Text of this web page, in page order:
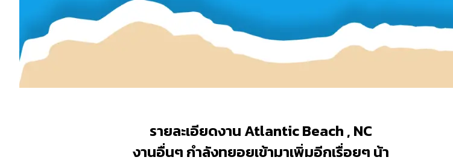
รายละเอียดงาน Atlantic Beach , NC
งานอื่นๆ กำลังทยอยเข้ามาเพิ่มอีกเรื่อยๆ น้า